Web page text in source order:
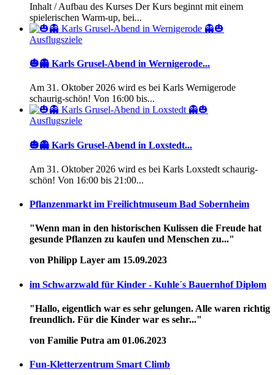
Inhalt / Aufbau des Kurses Der Kurs beginnt mit einem
spielerischen Warm-up, bei...
Ausflugsziele
🎃👻 Karls Grusel-Abend in Wernigerode...
Am 31. Oktober 2026 wird es bei Karls Wernigerode
schaurig-schön! Von 16:00 bis...
Ausflugsziele
🎃👻 Karls Grusel-Abend in Loxstedt...
Am 31. Oktober 2026 wird es bei Karls Loxstedt schaurig-
schön! Von 16:00 bis 21:00...
Pflanzenmarkt im Freilichtmuseum Bad Sobernheim
"Wenn man in den historischen Kulissen die Freude hat
gesunde Pflanzen zu kaufen und Menschen zu..."
von Philipp Layer am 15.09.2023
im Schwarzwald für Kinder - Kuhle´s Bauernhof Diplom
"Hallo, eigentlich war es sehr gelungen. Alle waren richtig
freundlich. Für die Kinder war es sehr..."
von Familie Putra am 01.06.2023
Fun-Kletterzentrum Smart Climb